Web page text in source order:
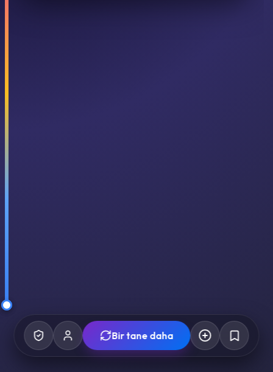
Bir tane daha